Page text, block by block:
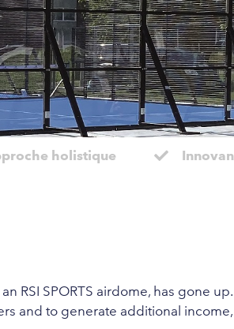
holistique
RSI SPORTS airdome, has gone
and to generate additional